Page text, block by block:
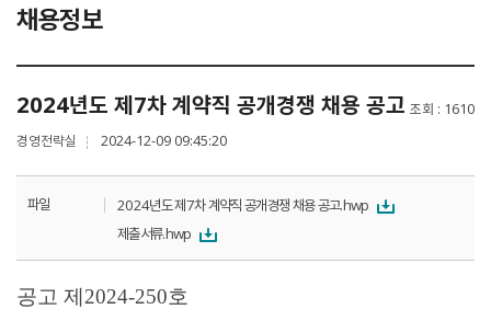
채용정보
2024년도 제7차 계약직 공개경쟁 채용 공고 조회
1610
경영전략실
2024-12-09 09:45:20
파일
2024년도 제7차 계약직 공개경쟁 채용 공고.hwp
제출서류.hwp
공고 제2024-250호